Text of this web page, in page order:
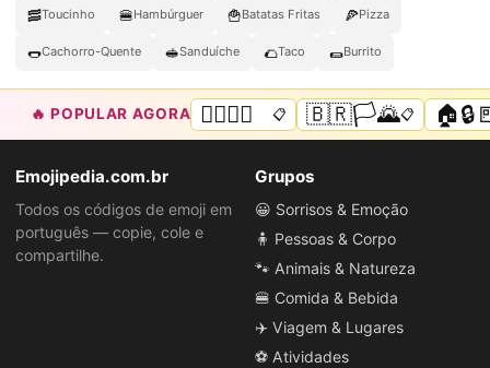
🥓Toucinho 🍔Hambúrguer 🍟Batatas Fritas 🍕Pizza
🌭Cachorro-Quente 🥪Sanduíche 🌮Taco 🌯Burrito
🔥 POPULAR AGORA 🏳️‍🌈🌈💜📋 🇧🇷🏳️🌄📋
Emojipedia.com.br
Todos os códigos de emoji em
português — copie, cole e
compartilhe.
Grupos
😀 Sorrisos & Emoção
🧍 Pessoas & Corpo
🐾 Animais & Natureza
🍔 Comida & Bebida
✈️ Viagem & Lugares
⚽ Atividades